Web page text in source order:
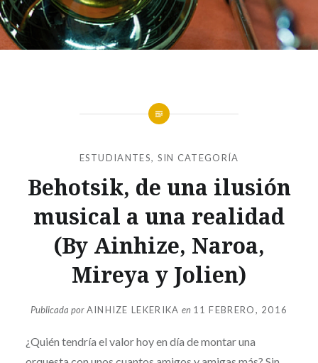
ESTUDIANTES, SIN CATEGORÍA
Behotsik, de una ilusión
musical a una realidad
(By Ainhize, Naroa,
Mireya y Jolien)
Publicada porAINHIZE LEKERIKA en 11 FEBRERO, 2016
¿Quién tendría el valor hoy en día de montar una